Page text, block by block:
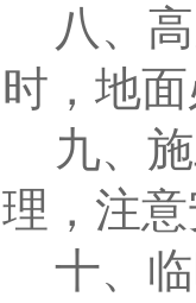
八、高
时，地
九、施
理，注意
十、临